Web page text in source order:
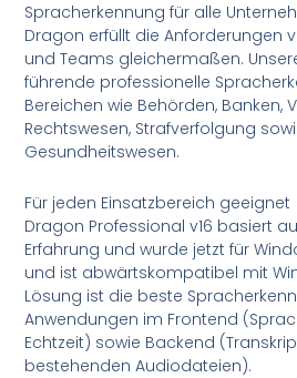
Spracherkennung für alle
Dragon erfüllt die Anforderungen
und Teams gleichermaßen.
führende professionelle
Bereichen wie Behörden, Banken,
Rechtswesen, Strafverfolgung
Gesundheitswesen.
Für jeden Einsatzbereich geeignet
Dragon Professional v16 basiert
Erfahrung und wurde jetzt für
und ist abwärtskompatibel mit
Lösung ist die beste
Anwendungen im Frontend
Echtzeit) sowie Backend
bestehenden Audiodateien).